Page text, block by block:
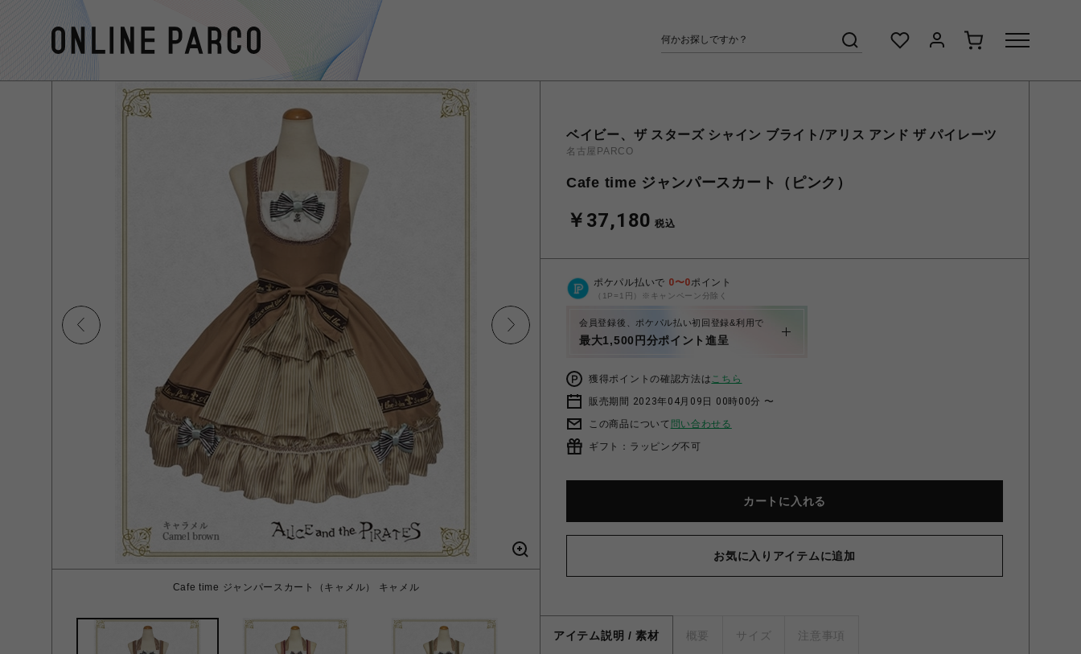
Cafe time ジャンパースカート（キャメル） キャメル
ベイビー、ザ スターズ シャイン ブライト/アリス アンド ザ パイレーツ
名古屋PARCO
Cafe time ジャンパースカート（ピンク）
￥37,180 税込
ポケパル払いで 0〜0ポイント
（1P=1円）※キャンペーン分除く
会員登録後、ポケパル払い初回登録&利用で
最大1,500円分ポイント進呈
獲得ポイントの確認方法はこちら
販売期間 2023年04月09日 00時00分 〜
この商品について 問い合わせる
ギフト：ラッピング不可
カートに入れる
お気に入りアイテムに追加
アイテム説明 / 素材 概要 サイズ 注意事項